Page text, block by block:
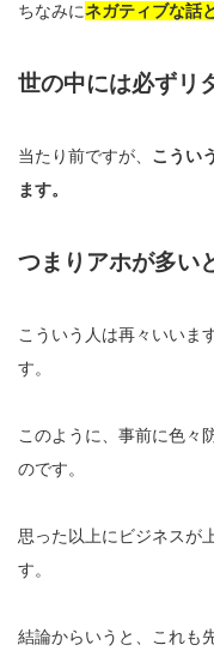
ちなみにネガティブな話
世の中には必ずリ
当たり前ですが、 こうい
ます。
つまりアホが多い
こういう人は再々いいま
す。
このように、事前に色々
のです。
思った以上にビジネスが
す。
結論からいうと、これも